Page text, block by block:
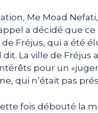
Me Moad
a décidé que
de Fréjus, qui a été
dit. La ville de
pour un
qui n’était pas
fois débouté la